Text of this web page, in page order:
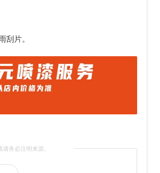
刮片。
务必注明来源。